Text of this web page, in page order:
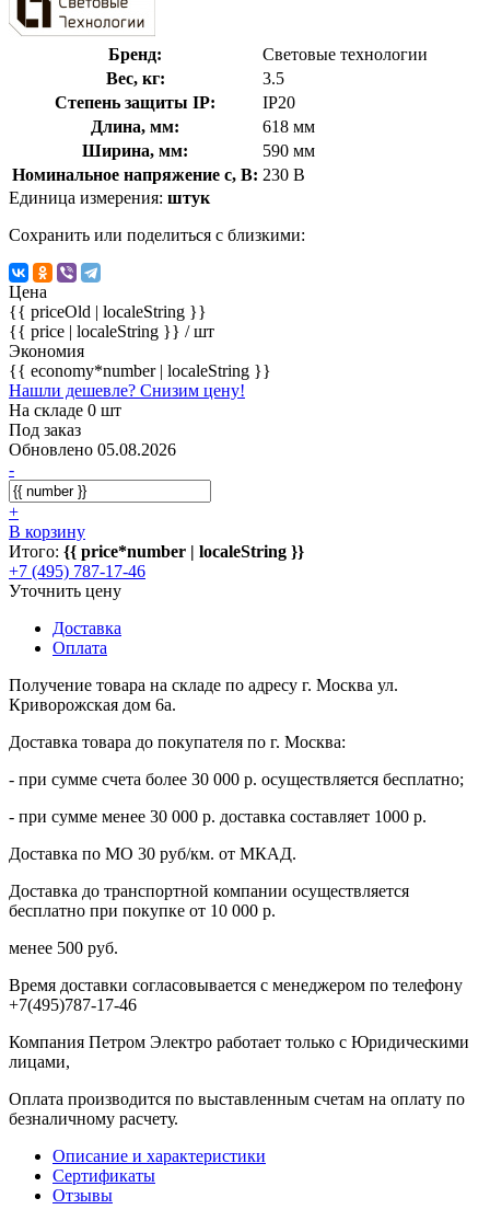
Бренд:
Световые технологии
Вес, кг:
3.5
Степень защиты IP:
IP20
Длина, мм:
618 мм
Ширина, мм:
590 мм
Номинальное напряжение с, В: 230 В
Единица измерения: штук
Сохранить или поделиться с близкими:
Цена
{{ priceOld | localeString }}
{{ price | localeString }} / шт
Экономия
{{ economy*number | localeString }}
Нашли дешевле? Снизим цену!
На складе 0 шт
Под заказ
Обновлено 05.08.2026
-
+
В корзину
Итого: {{ price*number | localeString }}
+7 (495) 787-17-46
Уточнить цену
Доставка
Оплата
Получение товара на складе по адресу г. Москва ул.
Криворожская дом 6а.
Доставка товара до покупателя по г. Москва:
- при сумме счета более 30 000 р. осуществляется бесплатно;
- при сумме менее 30 000 р. доставка составляет 1000 р.
Доставка по МО 30 руб/км. от МКАД.
Доставка до транспортной компании осуществляется
бесплатно при покупке от 10 000 р.
менее 500 руб.
Время доставки согласовывается с менеджером по телефону
+7(495)787-17-46
Компания Петром Электро работает только с Юридическими
лицами,
Оплата производится по выставленным счетам на оплату по
безналичному расчету.
Описание и характеристики
Сертификаты
Отзывы